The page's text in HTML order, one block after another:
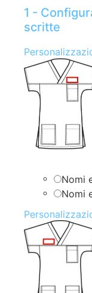
1 -
scritte
Nomi
Nomi